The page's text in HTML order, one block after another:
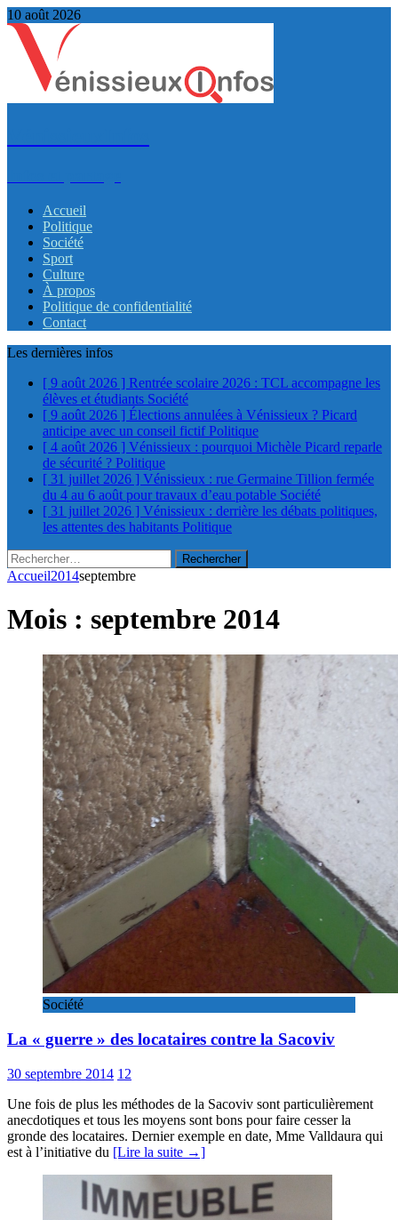
10 août 2026
Accueil
Politique
Société
Sport
Culture
À propos
Politique de confidentialité
Contact
Les dernières infos
[ 9 août 2026 ] Rentrée scolaire 2026 : TCL accompagne les
élèves et étudiants Société
[ 9 août 2026 ] Élections annulées à Vénissieux ? Picard
anticipe avec un conseil fictifPolitique
[ 4 août 2026 ] Vénissieux : pourquoi Michèle Picard reparle
de sécurité ? Politique
[ 31 juillet 2026 ] Vénissieux : rue Germaine Tillion fermée
du 4 au 6 août pour travaux d’eau potable Société
[ 31 juillet 2026 ] Vénissieux : derrière les débats politiques,
les attentes des habitants Politique
Rechercher :
Accueil2014septembre
Mois : septembre 2014
Société
La « guerre » des locataires contre la Sacoviv
30 septembre 2014 12
Une fois de plus les méthodes de la Sacoviv sont particulièrement
anecdotiques et tous les moyens sont bons pour faire cesser la
gronde des locataires. Dernier exemple en date, Mme Valldaura qui
est à l’initiative du [Lire la suite →]